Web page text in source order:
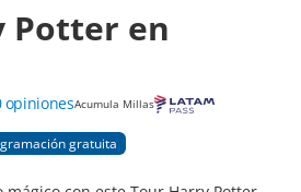
Potter en
opinionesAcumula Millas
gratuita